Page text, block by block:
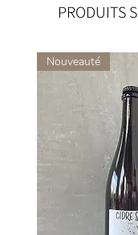
PRODUITS
Nouveauté